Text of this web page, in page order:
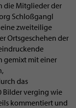
die Mitglieder der
Schloßgangl
zweiteilige
Ortsgeschehen der
gemixt mit einer
das
Bilder verging wie
kommentiert und